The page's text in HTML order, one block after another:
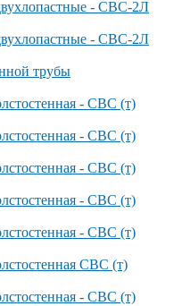
- СВС-2Л
- СВС-2Л
трубы
- СВС (т)
- СВС (т)
- СВС (т)
- СВС (т)
- СВС (т)
СВС (т)
- СВС (т)